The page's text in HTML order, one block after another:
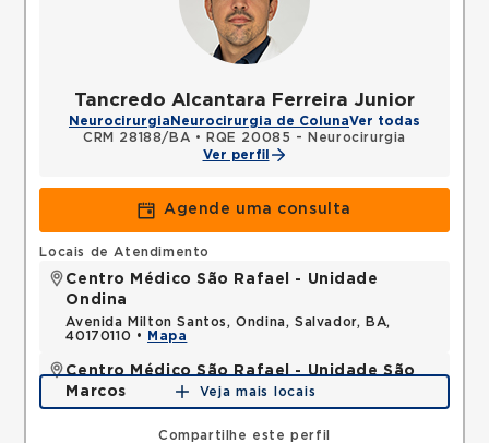
Tancredo Alcantara Ferreira Junior
Neurocirurgia Neurocirurgia de ColunaVer todas
CRM 28188/BA •
RQE 20085 - Neurocirurgia
Ver perfil
Agende uma consulta
Compartilhe este perfil
Locais de Atendimento
Centro Médico São Rafael - Unidade
Ondina
Avenida Milton Santos, Ondina, Salvador, BA,
40170110 •
Mapa
Centro Médico São Rafael - Unidade São
Marcos
Rua Sao Rafael, Sao Marcos, Salvador, BA,
Mapa
Veja mais locais